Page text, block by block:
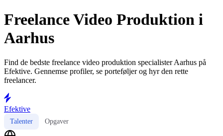
Freelance Video Produktion i
Aarhus
Find de bedste freelance video produktion specialister Aarhus på
Efektive. Gennemse profiler, se porteføljer og hyr den rette
freelancer.
Efektive
Talenter Opgaver